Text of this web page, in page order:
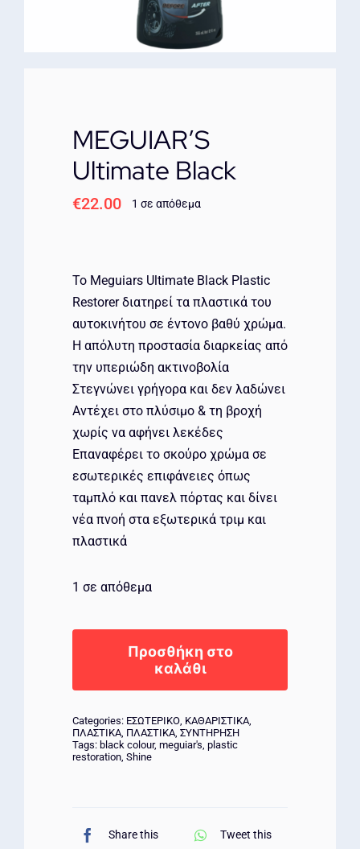
ΕΠΙΚΟΙΝΩΝΙΑ
MEGUIAR’S
Ultimate Black
€22.00 1 σε απόθεμα
Το Meguiars Ultimate Black Plastic
Restorer διατηρεί τα πλαστικά του
αυτοκινήτου σε έντονο βαθύ χρώμα.
Η απόλυτη προστασία διαρκείας από
την υπεριώδη ακτινοβολία
Στεγνώνει γρήγορα και δεν λαδώνει
Αντέχει στο πλύσιμο & τη βροχή
χωρίς να αφήνει λεκέδες
Επαναφέρει το σκούρο χρώμα σε
εσωτερικές επιφάνειες όπως
ταμπλό και πανελ πόρτας και δίνει
νέα πνοή στα εξωτερικά τριμ και
πλαστικά​
1 σε απόθεμα
Ultimate
Black
ποσότητα
Προσθήκη στο
καλάθι
Categories: ΕΣΩΤΕΡΙΚΟ ΚΑΘΑΡΙΣΤΙΚΑ
ΠΛΑΣΤΙΚΑ ΠΛΑΣΤΙΚΑ ΣΥΝΤΗΡΗΣΗ
Tags: black colour, meguiar's plastic
restoration Shine
Share this
Tweet this